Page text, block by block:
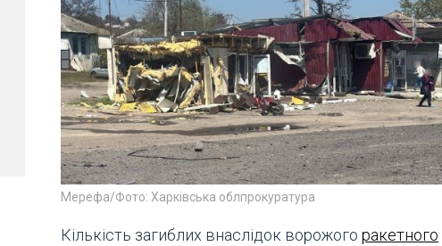
Мерефа/Фото: Харківська облпрокуратура
Кількість загиблих внаслідок ворожого ракетного